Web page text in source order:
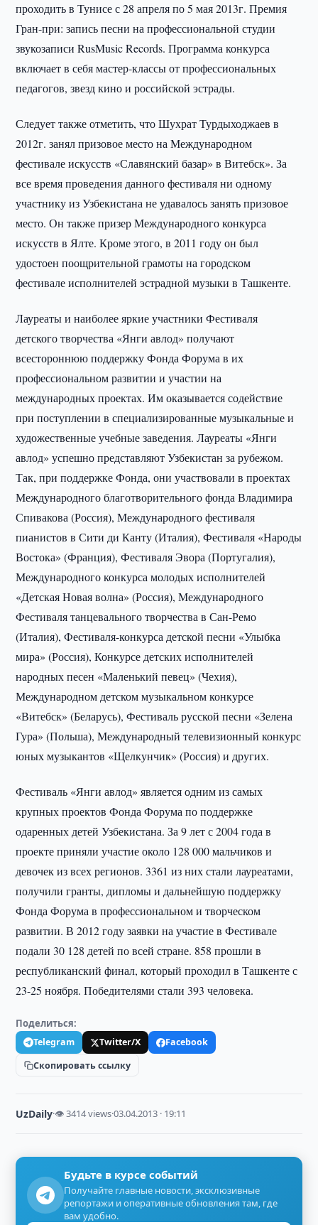
проходить в Тунисе с 28 апреля по 5 мая 2013г. Премия
Гран-при: запись песни на профессиональной студии
звукозаписи RusMusic Records. Программа конкурса
включает в себя мастер-классы от профессиональных
педагогов, звезд кино и российской эстрады.
Следует также отметить, что Шухрат Турдыходжаев в
2012г. занял призовое место на Международном
фестивале искусств «Славянский базар» в Витебск». За
все время проведения данного фестиваля ни одному
участнику из Узбекистана не удавалось занять призовое
место. Он также призер Международного конкурса
искусств в Ялте. Кроме этого, в 2011 году он был
удостоен поощрительной грамоты на городском
фестивале исполнителей эстрадной музыки в Ташкенте.
Лауреаты и наиболее яркие участники Фестиваля
детского творчества «Янги авлод» получают
всестороннюю поддержку Фонда Форума в их
профессиональном развитии и участии на
международных проектах. Им оказывается содействие
при поступлении в специализированные музыкальные и
художественные учебные заведения. Лауреаты «Янги
авлод» успешно представляют Узбекистан за рубежом.
Так, при поддержке Фонда, они участвовали в проектах
Международного благотворительного фонда Владимира
Спивакова (Россия), Международного фестиваля
пианистов в Сити ди Канту (Италия), Фестиваля «Народы
Востока» (Франция), Фестиваля Эвора (Португалия),
Международного конкурса молодых исполнителей
«Детская Новая волна» (Россия), Международного
Фестиваля танцевального творчества в Сан-Ремо
(Италия), Фестиваля-конкурса детской песни «Улыбка
мира» (Россия), Конкурсе детских исполнителей
народных песен «Маленький певец» (Чехия),
Международном детском музыкальном конкурсе
«Витебск» (Беларусь), Фестиваль русской песни «Зелена
Гура» (Польша), Международный телевизионный конкурс
юных музыкантов «Щелкунчик» (Россия) и других.
Фестиваль «Янги авлод» является одним из самых
крупных проектов Фонда Форума по поддержке
одаренных детей Узбекистана. За 9 лет с 2004 года в
проекте приняли участие около 128 000 мальчиков и
девочек из всех регионов. 3361 из них стали лауреатами,
получили гранты, дипломы и дальнейшую поддержку
Фонда Форума в профессиональном и творческом
развитии. В 2012 году заявки на участие в Фестивале
подали 30 128 детей по всей стране. 858 прошли в
республиканский финал, который проходил в Ташкенте с
23-25 ноября. Победителями стали 393 человека.
Поделиться:
Telegram Twitter/X
Facebook
Скопировать ссылку
UzDaily·👁 3414 views·03.04.2013 · 19:11
Будьте в курсе событий
Получайте главные новости, эксклюзивные
репортажи и оперативные обновления там, где
вам удобно.